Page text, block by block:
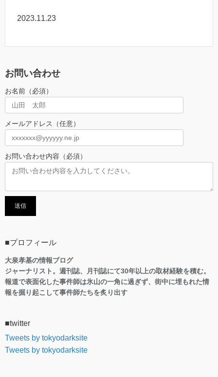
2023.11.23
お問い合わせ
お名前（必須）
メールアドレス（任意）
お問い合わせ内容（必須）
■プロフィール
大泉孝基の情報ブログ
ジャーナリスト。週刊誌、月刊誌にて30年以上の取材経験を積む。
報道で表面化した事件師は氷山の一角に過ぎず、街中に埋もれた情
報を掘り起こして事件師たちを炙り出す
■twitter
Tweets by tokyodarksite
Tweets by tokyodarksite